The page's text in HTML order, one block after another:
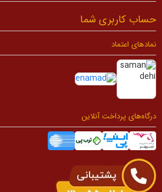
حساب کاربری شما
نمادهای اعتماد
درگاه‌های پرداخت آنلاین